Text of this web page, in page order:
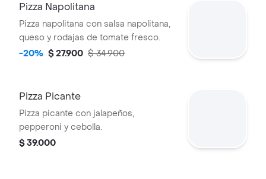
Pizza Napolitana
Pizza napolitana con salsa napolitana,
queso y rodajas de tomate fresco.
-20% $ 27.900 $ 34.900
Pizza Picante
Pizza picante con jalapeños,
pepperoni y cebolla.
$ 39.000